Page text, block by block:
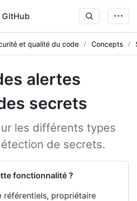
GitHub
et qualité du code Concepts
alertes
secrets
les différents types
de secrets.
fonctionnalité ?
référentiels, propriétaire